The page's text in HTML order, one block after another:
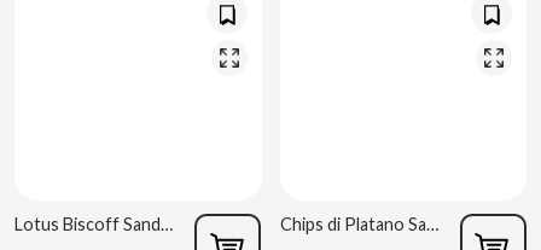
Lotus Biscoff Sandwich al Cioccolato 110 g Chips di Platano Salate 75 g Pomys